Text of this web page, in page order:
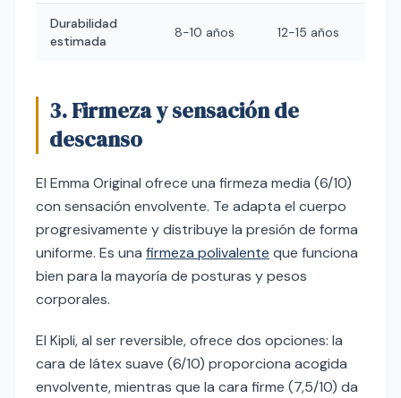
Durabilidad
estimada
8-10 años 12-15 años
3. Firmeza y sensación de
descanso
El Emma Original ofrece una firmeza media (6/10)
con sensación envolvente. Te adapta el cuerpo
progresivamente y distribuye la presión de forma
uniforme. Es una firmeza polivalente que funciona
bien para la mayoría de posturas y pesos
corporales.
El Kipli, al ser reversible, ofrece dos opciones: la
cara de látex suave (6/10) proporciona acogida
envolvente, mientras que la cara firme (7,5/10) da